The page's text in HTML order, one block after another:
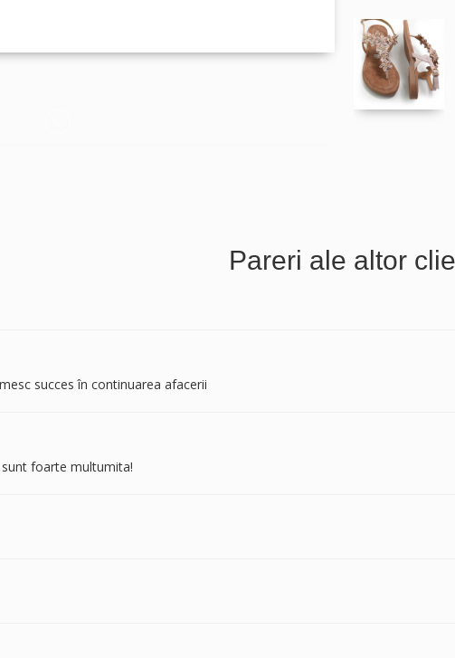
Pareri ale altor
succes în continuarea afacerii
foarte multumita!